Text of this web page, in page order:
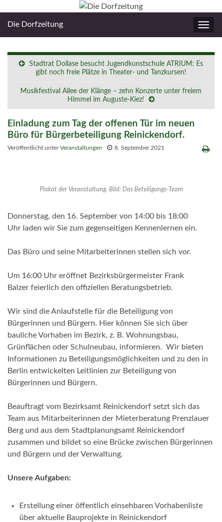
Die Dorfzeitung
Stadtrat Dollase besucht Jugendkunstschule ATRIUM: Es
gibt noch freie Plätze in Theater- und Tanzkursen!
Musikfestival Allee der Klänge – zehn Konzerte unter freiem
Himmel im Auguste-Kiez!
Einladung zum Tag der offenen Tür im neuen
Büro für Bürgerbeteiligung Reinickendorf.
Veröffentlicht unterVeranstaltungen 8. September 2021
Plakat der Veranstaltung. Bild: Das Beteiligungs-Team
Donnerstag, den 16. September von 14:00 bis 18:00
Uhr laden wir Sie zum gegenseitigen Kennenlernen ein.
Das Büro und seine Mitarbeiterinnen stellen sich vor.
Um 16:00 Uhr eröffnet Bezirksbürgermeister Frank
Balzer feierlich den offiziellen Beratungsbetrieb.
Wir sind die Anlaufstelle für die Beteiligung von
Bürgerinnen und Bürgern. Hier können Sie sich über
bauliche Vorhaben im Bezirk, z. B. Wohnungsbau,
Grünflächen oder Schulneubau, informieren. Wir bieten
Informationen zu Beteiligungsmöglichkeiten und zu den in
Berlin entwickelten Leitlinien zur Beteiligung von
Bürgerinnen und Bürgern.
Beauftragt vom Bezirksamt Reinickendorf setzt sich das
Team aus Mitarbeiterinnen der Mieterberatung Prenzlauer
Berg und aus dem Stadtplanungsamt Reinickendorf
zusammen und bildet so eine Brücke zwischen Bürgerinnen
und Bürgern und der Verwaltung.
Unsere Aufgaben:
Erstellung einer öffentlich einsehbaren Vorhabenliste
über aktuelle Bauprojekte in Reinickendorf